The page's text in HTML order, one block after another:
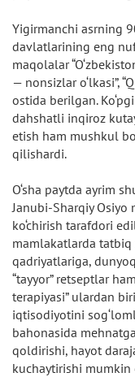
Yigirmanchi asrning
davlatlarining eng
maqolalar
— nonsizlar o‘lkasi”,
ostida berilgan.
dahshatli inqiroz
etish ham mushkul
qilishardi.
O‘sha paytda ayrim
Janubi-Sharqiy
ko‘chirish tarafdori
mamlakatlarda
qadriyatlariga,
“tayyor” retseptlar
terapiyasi” ulardan
iqtisodiyotini
bahonasida
qoldirishi, hayot
kuchaytirishi mumkin